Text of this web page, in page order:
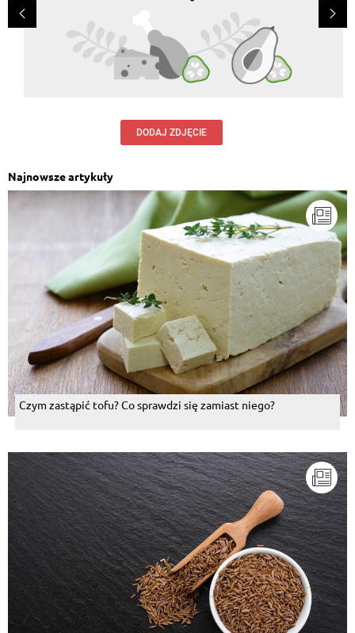
DODAJ ZDJĘCIE
Najnowsze artykuły
Czym zastąpić tofu? Co sprawdzi się zamiast niego?